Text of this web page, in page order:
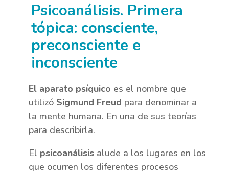
Psicoanálisis. Primera
tópica: consciente,
preconsciente e
inconsciente
El aparato psíquico es el nombre que
utilizó Sigmund Freud para denominar a
la mente humana. En una de sus teorías
para describirla.
El psicoanálisisalude a los lugares en los
que ocurren los diferentes procesos